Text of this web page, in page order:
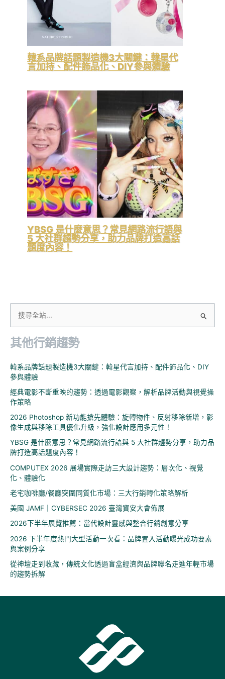
韓系品牌話題製造機3大關鍵：韓星代
言加持、配件飾品化、DIY參與體驗
YBSG 是什麼意思？常見網路流行語與
5 大社群趨勢分享，助力品牌打造高話
題度內容！
關
字
其他行銷趨勢
韓系品牌話題製造機3大關鍵：韓星代言加持、配件飾品化、DIY
參與體驗
經典電影不斷重映的趨勢：透過電影觀察，解析品牌活動與視覺操
作策略
2026 Photoshop 新功能搶先體驗：旋轉物件、反射移除新增，影
像生成與移除工具優化升級，強化設計應用多元性！
YBSG 是什麼意思？常見網路流行語與 5 大社群趨勢分享，助力品
牌打造高話題度內容！
COMPUTEX 2026 展場實際走訪三大設計趨勢：層次化、視覺
化、體驗化
老宅咖啡廳/餐廳突圍同質化市場：三大行銷轉化策略解析
美國 JAMF｜CYBERSEC 2026 臺灣資安大會佈展
2026下半年展覽推薦：當代設計靈感與整合行銷創意分享
2026 下半年度熱門大型活動一次看：品牌置入活動曝光成功要素
與案例分享
從神壇走到收藏，傳統文化透過盲盒經濟與品牌聯名走進年輕市場
的趨勢拆解